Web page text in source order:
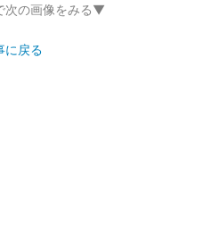
次の画像をみる▼
に戻る